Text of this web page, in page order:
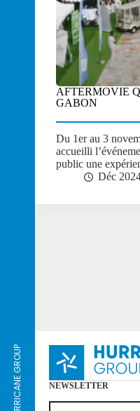
AFTERMOVIE
GABON
Du 1er au 3
accueilli
public une
Déc
NEWSLETTER